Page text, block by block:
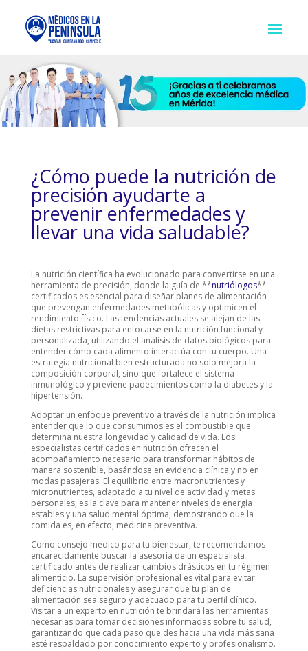
¿Cómo puede la nutrición de
precisión ayudarte a
prevenir enfermedades y
llevar una vida saludable?
La nutrición científica ha evolucionado para convertirse en una
herramienta de precisión, donde la guía de **nutriólogos**
certificados es esencial para diseñar planes de alimentación
que prevengan enfermedades metabólicas y optimicen el
rendimiento físico. Las tendencias actuales se alejan de las
dietas restrictivas para enfocarse en la nutrición funcional y
personalizada, utilizando el análisis de datos biológicos para
entender cómo cada alimento interactúa con tu cuerpo. Una
estrategia nutricional bien estructurada no solo mejora la
composición corporal, sino que fortalece el sistema
inmunológico y previene padecimientos como la diabetes y la
hipertensión.
Adoptar un enfoque preventivo a través de la nutrición implica
entender que lo que consumimos es el combustible que
determina nuestra longevidad y calidad de vida. Los
especialistas certificados en nutrición ofrecen el
acompañamiento necesario para transformar hábitos de
manera sostenible, basándose en evidencia clínica y no en
modas pasajeras. El equilibrio entre macronutrientes y
micronutrientes, adaptado a tu nivel de actividad y metas
personales, es la clave para mantener niveles de energía
estables y una salud mental óptima, demostrando que la
comida es, en efecto, medicina preventiva.
Como consejo médico para tu bienestar, te recomendamos
encarecidamente buscar la asesoría de un especialista
certificado antes de realizar cambios drásticos en tu régimen
alimenticio. La supervisión profesional es vital para evitar
deficiencias nutricionales y asegurar que tu plan de
alimentación sea seguro y adecuado para tu perfil clínico.
Visitar a un experto en nutrición te brindará las herramientas
necesarias para tomar decisiones informadas sobre tu salud,
garantizando que cada paso que des hacia una vida más sana
esté respaldado por conocimiento experto y profesionalismo.